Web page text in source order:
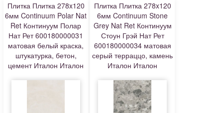
Плитка Плитка 278x120
6мм Continuum Polar Nat
Ret Континуум Полар
Нат Рет 600180000031
матовая белый краска,
штукатурка, бетон,
цемент Италон Италон
Плитка Плитка 278x120
6мм Continuum Stone
Grey Nat Ret Континуум
Стоун Грэй Нат Рет
600180000034 матовая
серый терраццо, камень
Италон Италон